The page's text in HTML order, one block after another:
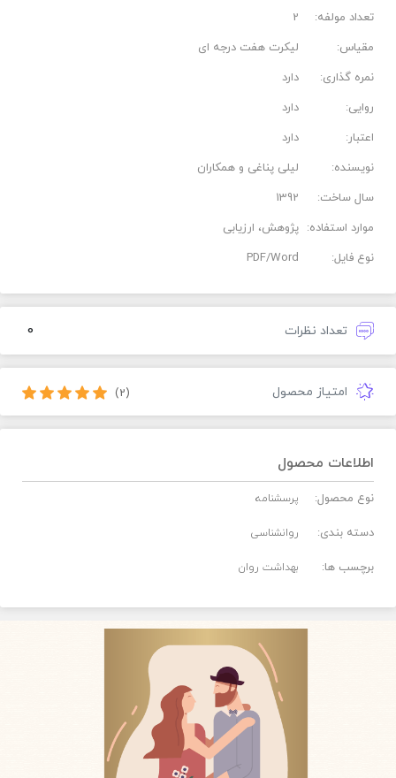
تعداد مولفه:
2
مقیاس:
لیکرت هفت درجه ای
نمره گذاری:
دارد
روایی:
دارد
اعتبار:
دارد
نویسنده:
لیلی پناغی و همکاران
سال ساخت:
1392
موارد استفاده: پژوهش، ارزیابی
نوع فایل:
PDF/Word
تعداد نظرات 0
امتیاز محصول (2)
اطلاعات محصول
نوع محصول: پرسشنامه
دسته بندی: روانشناسی
برچسب ها: بهداشت روان